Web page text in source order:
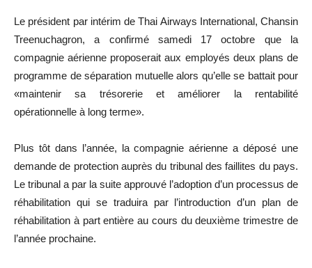
Le président par intérim de Thai Airways International, Chansin
Treenuchagron, a confirmé samedi 17 octobre que la
compagnie aérienne proposerait aux employés deux plans de
programme de séparation mutuelle alors qu’elle se battait pour
«maintenir sa trésorerie et améliorer la rentabilité
opérationnelle à long terme».
Plus tôt dans l’année, la compagnie aérienne a déposé une
demande de protection auprès du tribunal des faillites du pays.
Le tribunal a par la suite approuvé l’adoption d’un processus de
réhabilitation qui se traduira par l’introduction d’un plan de
réhabilitation à part entière au cours du deuxième trimestre de
l’année prochaine.